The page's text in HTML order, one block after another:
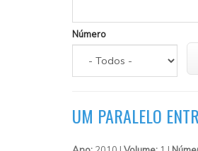
Número
UM PARALELO